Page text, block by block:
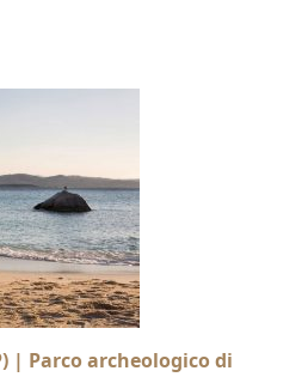
| Parco archeologico di